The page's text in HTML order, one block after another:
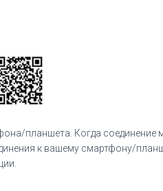
планшета. Когда
к вашему смартфону/